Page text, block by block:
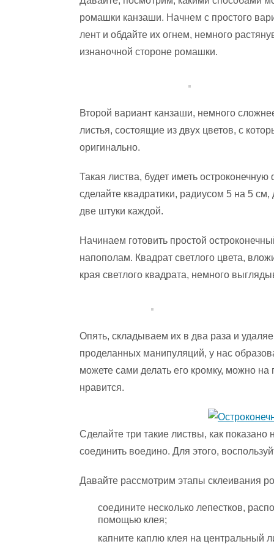
ромашки канзаши. Начнем с простого
лент и обдайте их огнем, немного
изнаночной стороне ромашки.
Второй вариант канзаши, немного
листья, состоящие из двух цветов, с
оригинально.
Такая листва, будет иметь
сделайте квадратики, радиусом 5 на 5
две штуки каждой.
Начинаем готовить простой
напополам. Квадрат светлого цвета,
края светлого квадрата, немного
Опять, складываем их в два раза и
проделанных манипуляций, у нас
можете сами делать его кромку, можно
нравится.
Сделайте три такие листвы, как
соединить воедино. Для этого,
Давайте рассмотрим этапы склеивания
соедините несколько лепестков,
помощью клея;
капните каплю клея на центральный